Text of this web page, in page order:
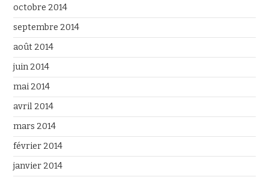
octobre 2014
septembre 2014
août 2014
juin 2014
mai 2014
avril 2014
mars 2014
février 2014
janvier 2014